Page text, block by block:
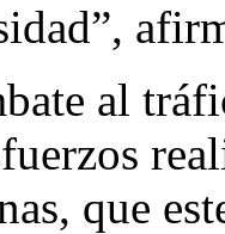
al
que